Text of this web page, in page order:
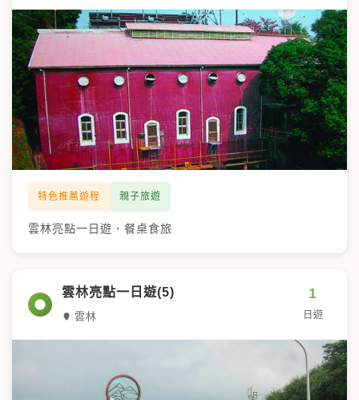
特色推薦遊程 親子旅遊
雲林亮點一日遊．餐桌食旅
雲林亮點一日遊(5)
雲林
1
日遊